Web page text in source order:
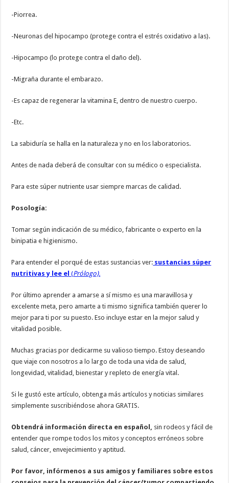
-Piorrea.
-Neuronas del hipocampo (protege contra el estrés oxidativo a las).
-Hipocampo (lo protege contra el daño del).
-Migraña durante el embarazo.
-Es capaz de regenerar la vitamina E, dentro de nuestro cuerpo.
-Etc.
La sabiduría se halla en la naturaleza y no en los laboratorios.
Antes de nada deberá de consultar con su médico o especialista.
Para este súper nutriente usar siempre marcas de calidad.
Posología:
Tomar según indicación de su médico, fabricante o experto en la
binipatia e higienismo.
Para entender el porqué de estas sustancias ver: sustancias súper
nutritivas y lee el(Prólogo).
Por último aprender a amarse a sí mismo es una maravillosa y
excelente meta, pero amarte a ti mismo significa también querer lo
mejor para ti por su puesto. Eso incluye estar en la mejor salud y
vitalidad posible.
Muchas gracias por dedicarme su valioso tiempo. Estoy deseando
que viaje con nosotros a lo largo de toda una vida de salud,
longevidad, vitalidad, bienestar y repleto de energía vital.
Si le gustó este artículo, obtenga más artículos y noticias similares
simplemente suscribiéndose ahora GRATIS.
Obtendrá información directa en español, sin rodeos y fácil de
entender que rompe todos los mitos y conceptos erróneos sobre
salud, cáncer, envejecimiento y aptitud.
Por favor, infórmenos a sus amigos y familiares sobre estos